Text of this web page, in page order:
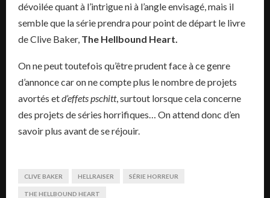
dévoilée quant à l’intrigue ni à l’angle envisagé, mais il
semble que la série prendra pour point de départ le livre
de Clive Baker, The Hellbound Heart.
On ne peut toutefois qu’être prudent face à ce genre
d’annonce car on ne compte plus le nombre de projets
avortés etd’effets pschitt, surtout lorsque cela concerne
des projets de séries horrifiques… On attend donc d’en
savoir plus avant de se réjouir.
CLIVE BAKER HELLRAISER SÉRIE HORREUR
THE HELLBOUND HEART